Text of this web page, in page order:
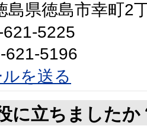
県徳島市幸町2
5225
621-5196
を送る
に立ちましたか